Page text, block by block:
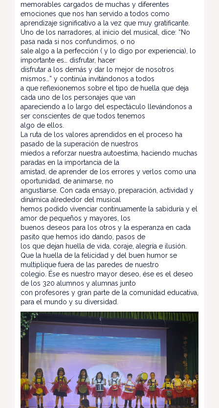
memorables cargados de muchas y diferentes
emociones que nos han servido a todos como
aprendizaje significativo a la vez que muy gratificante.
Uno de los narradores, al inicio del musical, dice: “No
pasa nada si nos confundimos, o no
sale algo a la perfección ( y lo digo por experiencia), lo
importante es… disfrutar, hacer
disfrutar a los demás y dar lo mejor de nosotros
mismos…” y continúa invitándonos a todos
a que reflexionemos sobre el tipo de huella que deja
cada uno de los personajes que van
apareciendo a lo largo del espectáculo llevándonos a
ser conscientes de que todos tenemos
algo de ellos.
La ruta de los valores aprendidos en el proceso ha
pasado de la superación de nuestros
miedos a reforzar nuestra autoestima, haciendo muchas
paradas en la importancia de la
amistad, de aprender de los errores y verlos como una
oportunidad, de animarse, no
angustiarse. Con cada ensayo, preparación, actividad y
dinámica alrededor del musical
hemos podido vivenciar continuamente la sabiduría y el
amor de pequeños y mayores, los
buenos deseos para los otros y la esperanza en cada
pasito que hemos ido dando, pasos de
los que dejan huella de vida, coraje, alegría e ilusión.
Que la huella de la felicidad y del buen humor se
multiplique fuera de las paredes de nuestro
colegio. Ése es nuestro mayor deseo, ése es el deseo
de los 320 alumnos y alumnas junto
con profesores y gran parte de la comunidad educativa,
para el mundo y su diversidad.